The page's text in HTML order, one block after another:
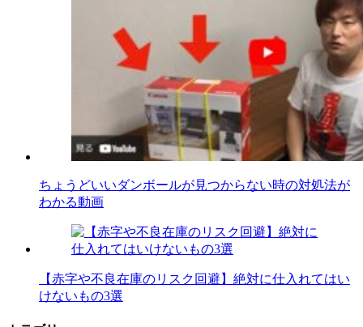
ちょうどいいダンボールが見つからない時の対処法が
わかる動画
【赤字や不良在庫のリスク回避】絶対に仕入れてはい
けないもの3選